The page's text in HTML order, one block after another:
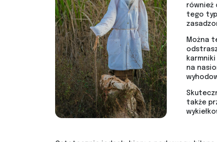
również
tego
Można
na
także